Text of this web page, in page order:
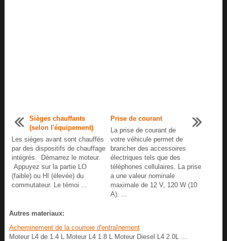
Sièges chauffants
(selon l'équipement)
Les sièges avant sont chauffés
par des dispositifs de chauffage
intégrés. Démarrez le moteur.
Appuyez sur la partie LO
(faible) ou HI (élevée) du
commutateur. Le témoi ...
Prise de courant
La prise de courant de
votre véhicule permet de
brancher des accessoires
électriques tels que des
téléphones cellulaires. La prise
a une valeur nominale
maximale de 12 V, 120 W (10
A). ...
Autres materiaux:
Acheminement de la courroie d'entraînement
Moteur L4 de 1.4 L Moteur L4 1.8 L Moteur Diesel L4 2.0L ...